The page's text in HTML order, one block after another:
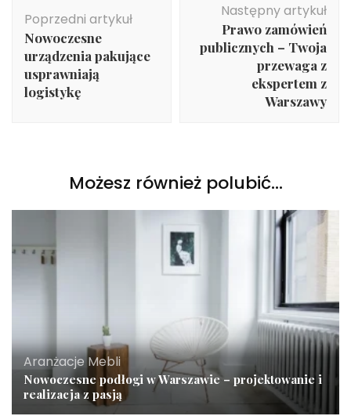
wpisu
Poprzedni artykuł
Nowoczesne
urządzenia pakujące
usprawniają
logistykę
Następny artykuł
Prawo zamówień
publicznych – Twoja
przewaga z
ekspertem z
Warszawy
Możesz również polubić…
Aranżacje Mebli
Nowoczesne podłogi w Warszawie – projektowanie i
realizacja z pasją